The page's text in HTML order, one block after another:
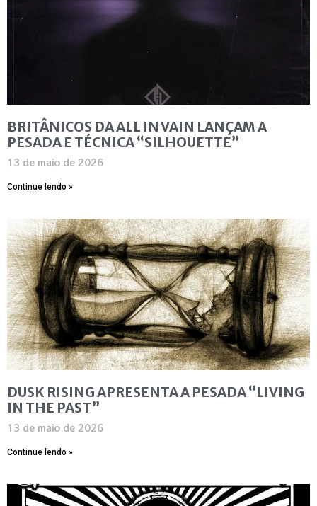
BRITÂNICOS DA ALL IN VAIN LANÇAM A
PESADA E TÉCNICA “SILHOUETTE”
13 de maio de 2026
Continue lendo »
DUSK RISING APRESENTA A PESADA “LIVING
IN THE PAST”
13 de maio de 2026
Continue lendo »